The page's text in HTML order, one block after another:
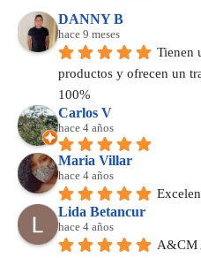
DANNY B
hace 9 meses
Tienen
productos y ofrecen un
100%
Carlos V
hace 4 años
Maria Villar
hace 4 años
Lida Betancur
hace 4 años
A&CM